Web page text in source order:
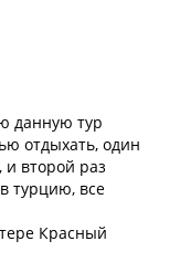
данную тур
отдыхать, один
и второй раз
турцию, все